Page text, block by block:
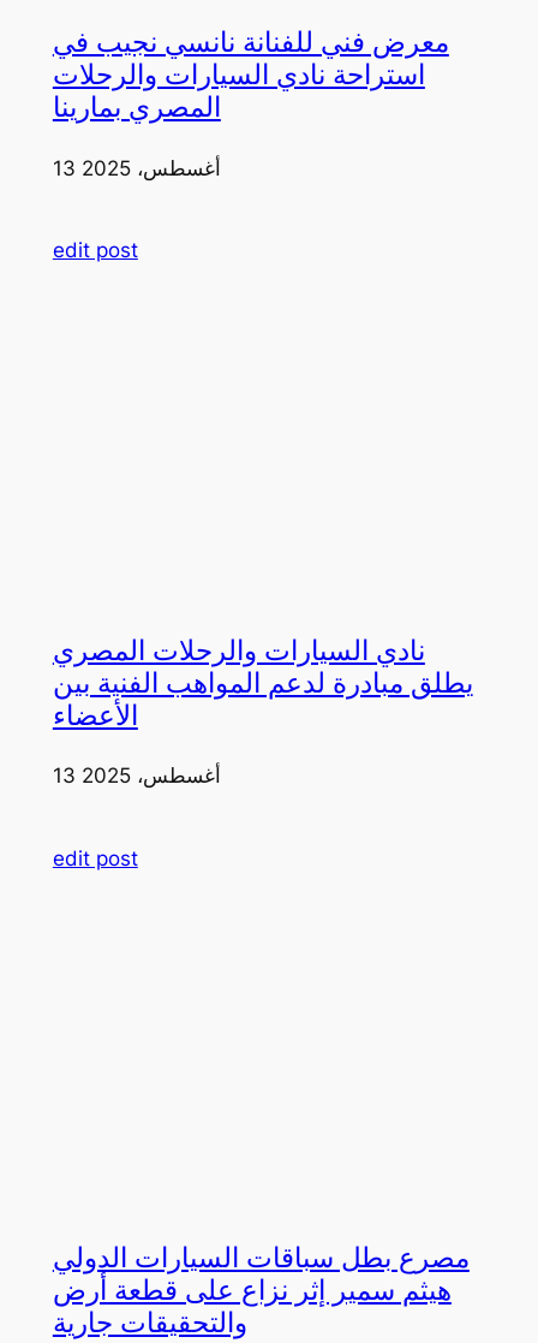
معرض فني للفنانة نانسي نجيب في
استراحة نادي السيارات والرحلات
المصري بمارينا
13 أغسطس، 2025
edit post
نادي السيارات والرحلات المصري
يطلق مبادرة لدعم المواهب الفنية بين
الأعضاء
13 أغسطس، 2025
edit post
مصرع بطل سباقات السيارات الدولي
هيثم سمير إثر نزاع على قطعة أرض
والتحقيقات جارية